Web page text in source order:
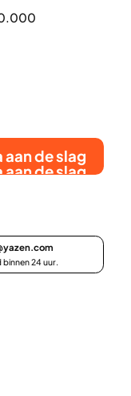
aan de slag
aan de slag
24 uur.